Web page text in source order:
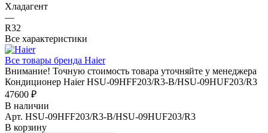
Хладагент
—
R32
Все характеристики
Все товары бренда Haier
Внимание! Точную стоимость товара уточняйте у менеджера
Кондиционер Haier HSU-09HFF203/R3-B/HSU-09HUF203/R3
47600 ₽
В наличии
Арт. HSU-09HFF203/R3-B/HSU-09HUF203/R3
В корзину